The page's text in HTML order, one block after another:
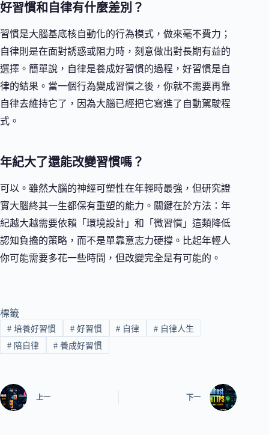
好習慣和自律有什麼差別？
習慣是大腦基底核自動化的行為模式，做來毫不費力；
自律則是在面對誘惑或阻力時，刻意做出對長期有益的
選擇。簡單說，自律是養成好習慣的過程，好習慣是自
律的結果。當一個行為變成習慣之後，你就不需要再靠
自律去維持它了，因為大腦已經把它寫進了自動駕駛程
式。
年紀大了還能改變習慣嗎？
可以。雖然大腦的神經可塑性在年輕時最強，但研究證
實大腦終其一生都保有重塑的能力。關鍵在於方法：年
紀越大越需要依賴「環境設計」和「微習慣」這類降低
認知負擔的策略，而不是單靠意志力硬撐。比起年輕人
你可能需要多花一些時間，但改變完全是有可能的。
標籤
#培養好習慣 #好習慣 # 自律 # 自律人生
#陪自律 #養成好習慣
上一 下一